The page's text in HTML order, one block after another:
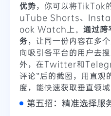
优势，你可以将TikTok
uTube Shorts、
ook Watch上。 通过跨
务，让同一份内容在多
向吸引各平台的用户去
外，在Twitter和
评论”后的截图，用直观
度，能快速获取垂直领域
第五招：精准选择服